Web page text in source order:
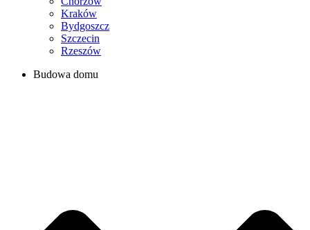
Kraków
Bydgoszcz
Szczecin
Rzeszów
Budowa domu